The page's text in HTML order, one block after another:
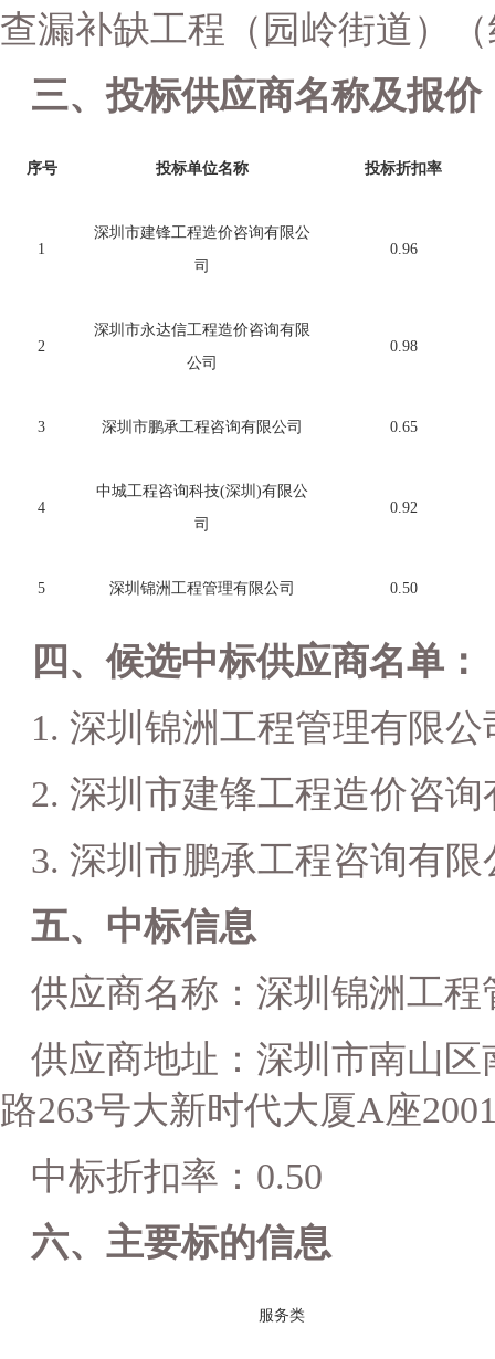
查漏补缺工程（园岭街道）
三、投标供应商名称及报价
序号 投标单位名称 投标折扣率
1
深圳市建锋工程造价咨询有限公
司
0.96
2
深圳市永达信工程造价咨询有限
公司
0.98
3 深圳市鹏承工程咨询有限公司 0.65
4
中城工程咨询科技(深圳 )有限公
司
0.92
5 深圳锦洲工程管理有限公司 0.50
四、候选中标供应商名单：
1. 深圳锦洲工程管理有限公
2. 深圳市建锋工程造价咨询
3. 深圳市鹏承工程咨询有限
五、中标信息
供应商名称： 深圳锦洲工程
供应商地址： 深圳市南山
路263号大新时代大厦A座
中标折扣率 ： 0.50
六、主要标的信息
服务类